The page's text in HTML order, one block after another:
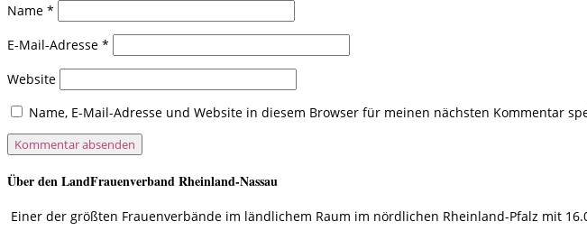
Name *
E-Mail-Adresse *
Website
Name, E-Mail-Adresse und Website in diesem Browser für meinen nächsten Kommentar
Über den LandFrauenverband Rheinland-Nassau
Einer der größten Frauenverbände im ländlichem Raum im nördlichen Rheinland-Pfalz mit